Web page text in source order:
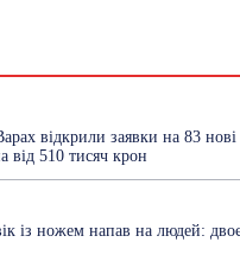
Чехії
Робота
Сад та город
ТехноМанія
Топ-новини
відкрили заявки на 83 нові
від 510 тисяч крон
із ножем напав на людей: